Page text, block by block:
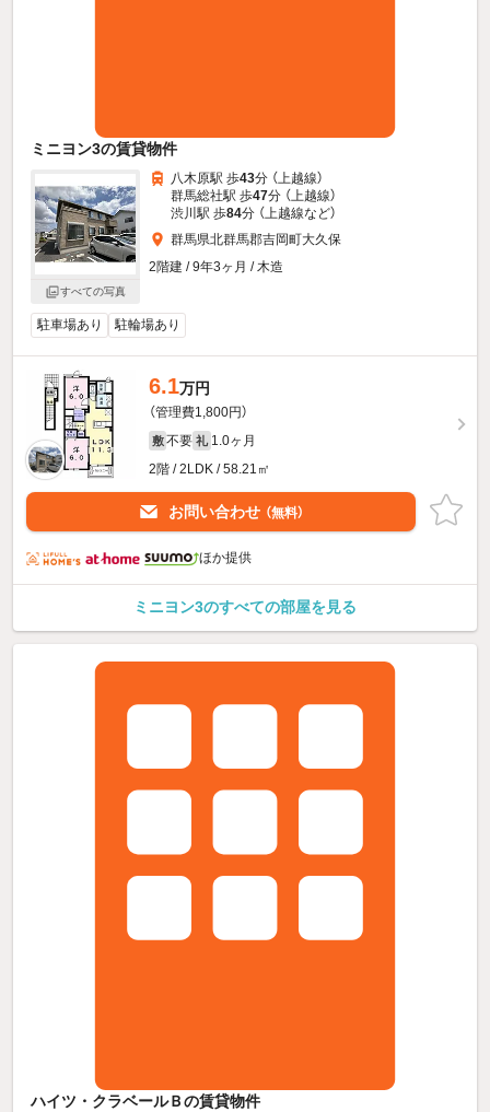
ミニヨン3の賃貸物件
すべての写真
八木原駅 歩43分 （上越線）
群馬総社駅 歩47分 （上越線）
渋川駅 歩84分 （上越線など）
群馬県北群馬郡吉岡町大久保
2階建 / 9年3ヶ月 / 木造
駐車場あり 駐輪場あり
6.1万円
（管理費1,800円）
敷 不要 礼 1.0ヶ月
2階 / 2LDK / 58.21㎡
お問い合わせ （無料）
ほか提供
ミニヨン3のすべての部屋を見る
ハイツ・クラベールＢの賃貸物件